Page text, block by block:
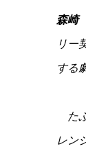
森崎
リー
する
た
レン